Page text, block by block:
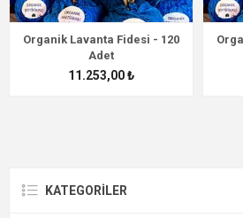
Organik Lavanta Fidesi - 120
Adet
11.253,00 ₺
KATEGORİLER